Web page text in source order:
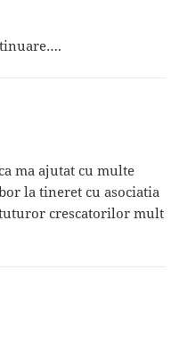
ma ajutat cu multe
la tineret cu asociatia
crescatorilor mult